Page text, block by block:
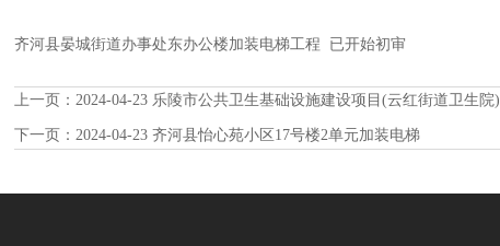
齐河县晏城街道办事处东办公楼加装电梯工程 已开始初审
上一页：2024-04-23 乐陵市公共卫生基础设施建设项目(云红街道卫生院)
下一页： 2024-04-23 齐河县怡心苑小区17号楼2单元加装电梯